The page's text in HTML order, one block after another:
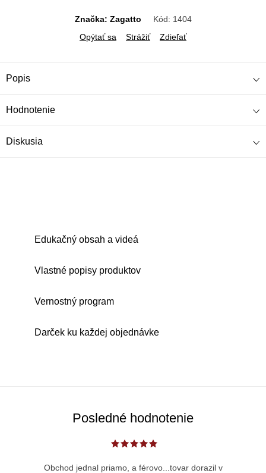
Značka: Zagatto Kód: 1404
Opýtať sa
Strážiť Zdieľať
Popis
Hodnotenie
Diskusia
Edukačný obsah a videá
Vlastné popisy produktov
Vernostný program
Darček ku každej objednávke
Posledné hodnotenie
Obchod jednal priamo, a férovo...tovar dorazil v